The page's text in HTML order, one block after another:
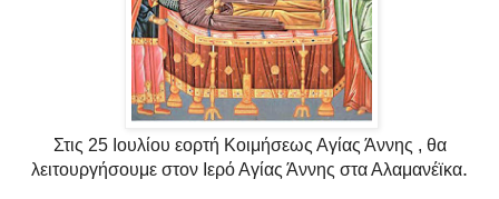
Στις 25 Ιουλίου εορτή Κοιμήσεως Αγίας Άννης , θα
λειτουργήσουμε στον Ιερό Αγίας Άννης στα Αλαμανέϊκα.